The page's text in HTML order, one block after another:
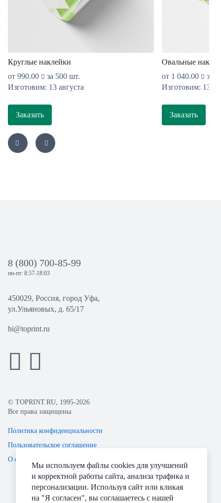
Круглые наклейки
от 990.00
за 500 шт.
Изготовим: 13 августа
Заказать
Овальные
от 1 040.00
за
Изготовим: 13
Заказать
8 (800) 700-85-99
пн-пт: 8:57-18:03
450029, Россия, город Уфа,
ул.Ульяновых, д. 65/17
hi@toprint.ru
© TOPRINT.RU, 1995-2026
Все права защищены.
Политика конфиденциальности
Пользовательское соглашение
О файлах Cookie
Мы используем файлы cookies для улучшений
и корректной работы сайта, анализа трафика и
персонализации. Используя сайт или кликая
на "Я согласен", вы соглашаетесь с нашей